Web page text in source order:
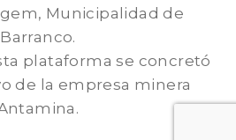
Municipalidad de
Barranco.
plataforma se concretó
de la empresa minera